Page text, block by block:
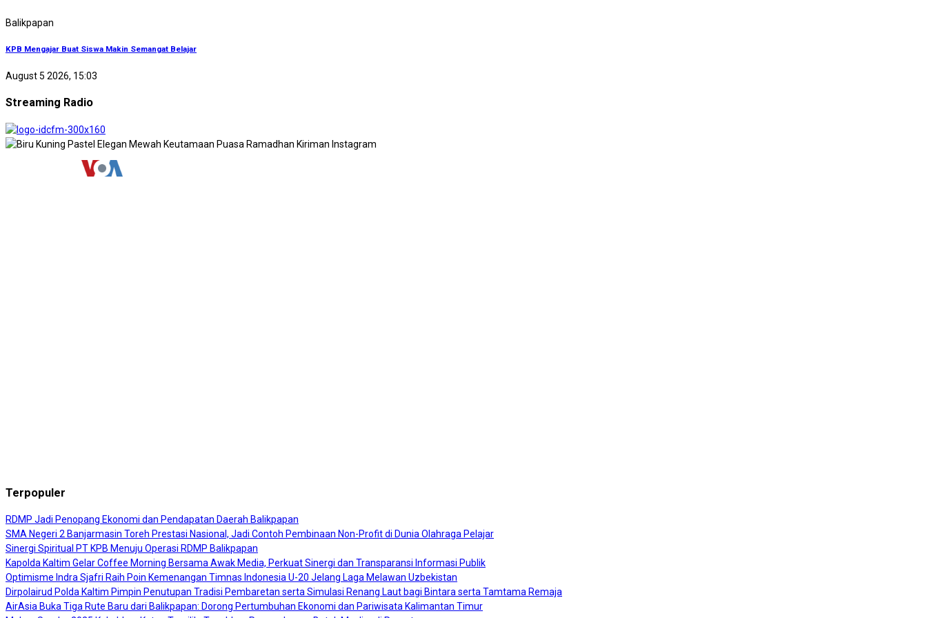
Balikpapan
KPB Mengajar Buat Siswa Makin Semangat Belajar
August 5 2026, 15:03
Streaming Radio
Terpopuler
RDMP Jadi Penopang Ekonomi dan Pendapatan Daerah Balikpapan
SMA Negeri 2 Banjarmasin Toreh Prestasi Nasional, Jadi Contoh Pembinaan Non-Profit di Dunia Olahraga Pelajar
Sinergi Spiritual PT KPB Menuju Operasi RDMP Balikpapan
Kapolda Kaltim Gelar Coffee Morning Bersama Awak Media, Perkuat Sinergi dan Transparansi Informasi Publik
Optimisme Indra Sjafri Raih Poin Kemenangan Timnas Indonesia U-20 Jelang Laga Melawan Uzbekistan
Dirpolairud Polda Kaltim Pimpin Penutupan Tradisi Pembaretan serta Simulasi Renang Laut bagi Bintara serta Tamtama Remaja
AirAsia Buka Tiga Rute Baru dari Balikpapan: Dorong Pertumbuhan Ekonomi dan Pariwisata Kalimantan Timur